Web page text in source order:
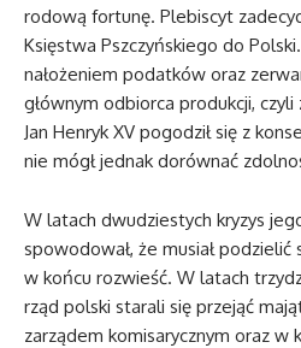
rodową fortunę. Plebiscyt
Księstwa Pszczyńskiego do
nałożeniem podatków oraz
głównym odbiorca produkcji, czyli
Jan Henryk XV pogodził się z
nie mógł jednak dorównać
W latach dwudziestych kryzys
spowodował, że musiał podzielić
w końcu rozwieść. W latach
rząd polski starali się przejąć
zarządem komisarycznym oraz w